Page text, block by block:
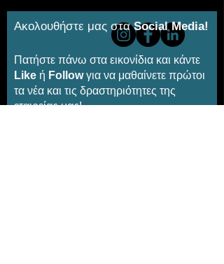
Ακολουθήστε μας σταSocial Media!
Πατήστε πάνω στα εικονίδια και κάντε
Like ή Followγια να μαθαίνετε πρώτοι
τα νέα και τις δραστηριότητες της
εταιρείας μας!